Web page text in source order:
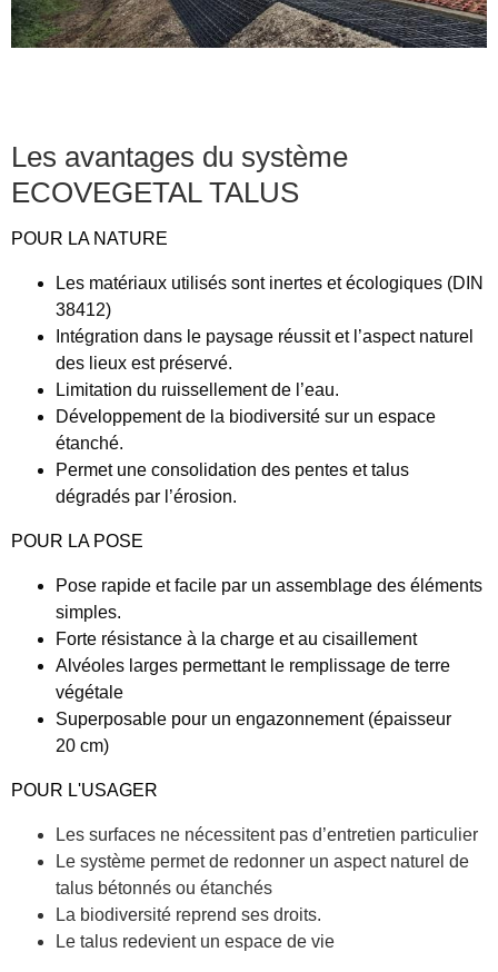
Les avantages du système
ECOVEGETAL TALUS
POUR LA NATURE
Les matériaux utilisés sont inertes et écologiques (DIN
38412)
Intégration dans le paysage réussit et l’aspect naturel
des lieux est préservé.
Limitation du ruissellement de l’eau.
Développement de la biodiversité sur un espace
étanché.
Permet une consolidation des pentes et talus
dégradés par l’érosion.
POUR LA POSE
Pose rapide et facile par un assemblage des éléments
simples.
Forte résistance à la charge et au cisaillement
Alvéoles larges permettant le remplissage de terre
végétale
Superposable pour un engazonnement (épaisseur
20 cm)
POUR L'USAGER
Les surfaces ne nécessitent pas d’entretien particulier
Le système permet de redonner un aspect naturel de
talus bétonnés ou étanchés
La biodiversité reprend ses droits.
Le talus redevient un espace de vie